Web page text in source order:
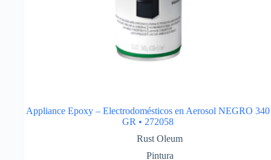
Appliance Epoxy – Electrodomésticos en Aerosol NEGRO 340
GR • 272058
Rust Oleum
Pintura